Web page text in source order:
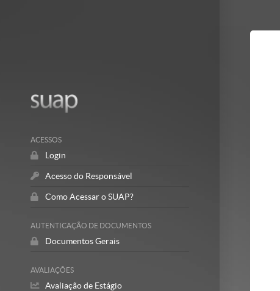
ACESSOS
Login
Acesso do Responsável
Como Acessar o SUAP?
AUTENTICAÇÃO DE DOCUMENTOS
Documentos Gerais
AVALIAÇÕES
Avaliação de Estágio